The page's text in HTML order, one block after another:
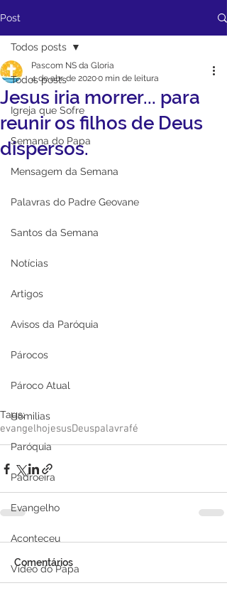
Post
Todos posts
Igreja que Sofre
Semana do Papa
Mensagem da Semana
Palavras do Padre Geovane
Santos da Semana
Notícias
Artigos
Avisos da Paróquia
Párocos
Pároco Atual
Homilias
Paróquia
Padroeira
Evangelho
Aconteceu
Video do Papa
Todos posts
Jesus iria morrer... para
reunir os filhos de Deus
dispersos.
Pascom NS da Gloria
4 de abr. de 20200 min de leitura
Tags:
evangelhojesusDeuspalavrafé
Comentários